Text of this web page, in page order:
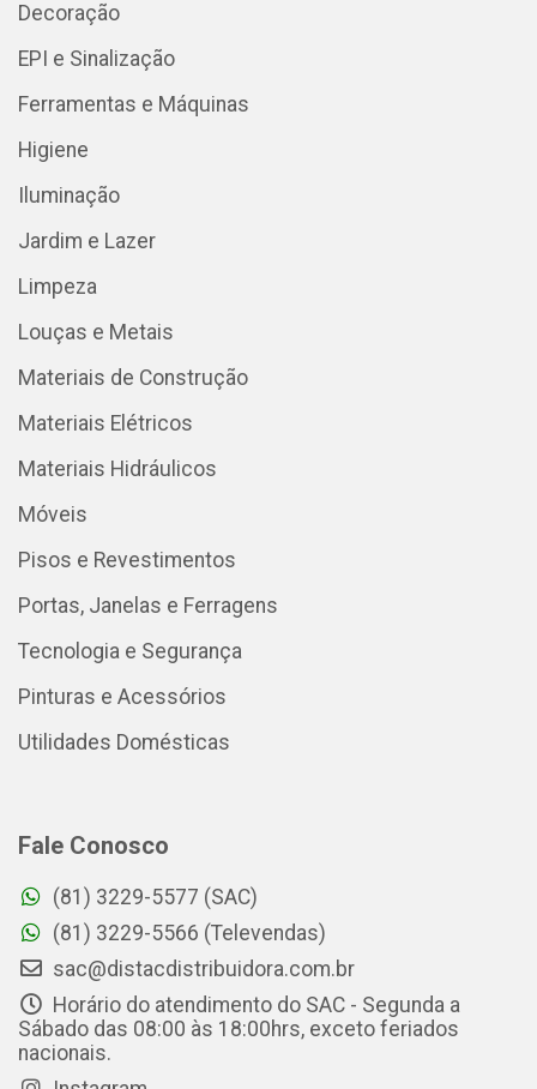
Decoração
EPI e Sinalização
Ferramentas e Máquinas
Higiene
Iluminação
Jardim e Lazer
Limpeza
Louças e Metais
Materiais de Construção
Materiais Elétricos
Materiais Hidráulicos
Móveis
Pisos e Revestimentos
Portas, Janelas e Ferragens
Tecnologia e Segurança
Pinturas e Acessórios
Utilidades Domésticas
Fale Conosco
(81) 3229-5577 (SAC)
(81) 3229-5566 (Televendas)
sac@distacdistribuidora.com.br
Horário do atendimento do SAC - Segunda a
Sábado das 08:00 às 18:00hrs, exceto feriados
nacionais.